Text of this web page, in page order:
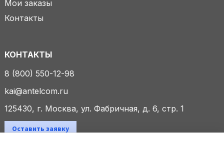
Мои заказы
Контакты
КОНТАКТЫ
8 (800) 550-12-98
kai@antelcom.ru
125430, г. Москва, ул. Фабричная, д. 6, стр. 1
Оставить заявку